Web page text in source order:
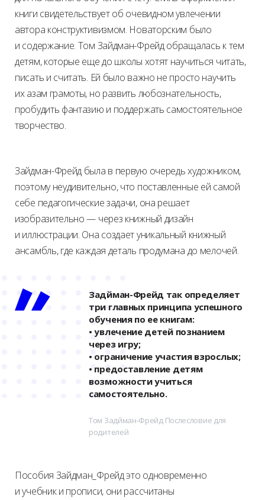
книги свидетельствует об очевидном увлечении
автора конструктивизмом. Новаторским было
и содержание. Том Зайдман-Фрейд обращалась к тем
детям, которые еще до школы хотят научиться читать,
писать и считать. Ей было важно не просто научить
их азам грамоты, но развить любознательность,
пробудить фантазию и поддержать самостоятельное
творчество.
Зайдман-Фрейд была в первую очередь художником,
поэтому неудивительно, что поставленные ей самой
себе педагогические задачи, она решает
изобразительно — через книжный дизайн
и иллюстрации. Она создает уникальный книжный
ансамбль, где каждая деталь продумана до мелочей.
Задйман-Фрейд так определяет
три главных принципа успешного
обучения по ее книгам:
• увлечение детей познанием
через игру;
• ограничение участия взрослых;
• предоставление детям
возможности учиться
самостоятельно.
Том Задйман-Фрейд Послесловие для
родителей
Пособия Зайдман_Фрейд это одновременно
и учебник и прописи, они рассчитаны